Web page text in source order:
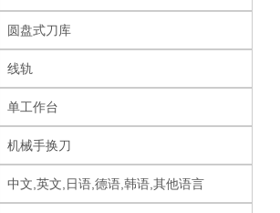
圆盘式刀库
线轨
单工作台
机械手换刀
中文,英文,日语,德语,韩语,其他语言